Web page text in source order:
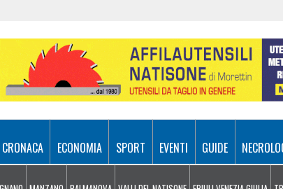
CRONACA ECONOMIA SPORT EVENTI GUIDE